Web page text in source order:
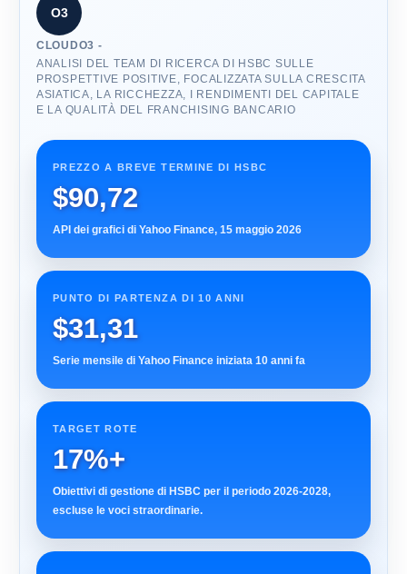
O3
CLOUDO3 -
ANALISI DEL TEAM DI RICERCA DI HSBC SULLE
PROSPETTIVE POSITIVE, FOCALIZZATA SULLA CRESCITA
ASIATICA, LA RICCHEZZA, I RENDIMENTI DEL CAPITALE
E LA QUALITÀ DEL FRANCHISING BANCARIO
PREZZO A BREVE TERMINE DI HSBC
$90,72
API dei grafici di Yahoo Finance, 15 maggio 2026
PUNTO DI PARTENZA DI 10 ANNI
$31,31
Serie mensile di Yahoo Finance iniziata 10 anni fa
TARGET ROTE
17%+
Obiettivi di gestione di HSBC per il periodo 2026-2028,
escluse le voci straordinarie.